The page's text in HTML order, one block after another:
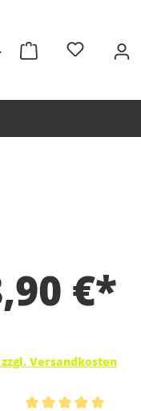
Sternen
€*
Versandkosten